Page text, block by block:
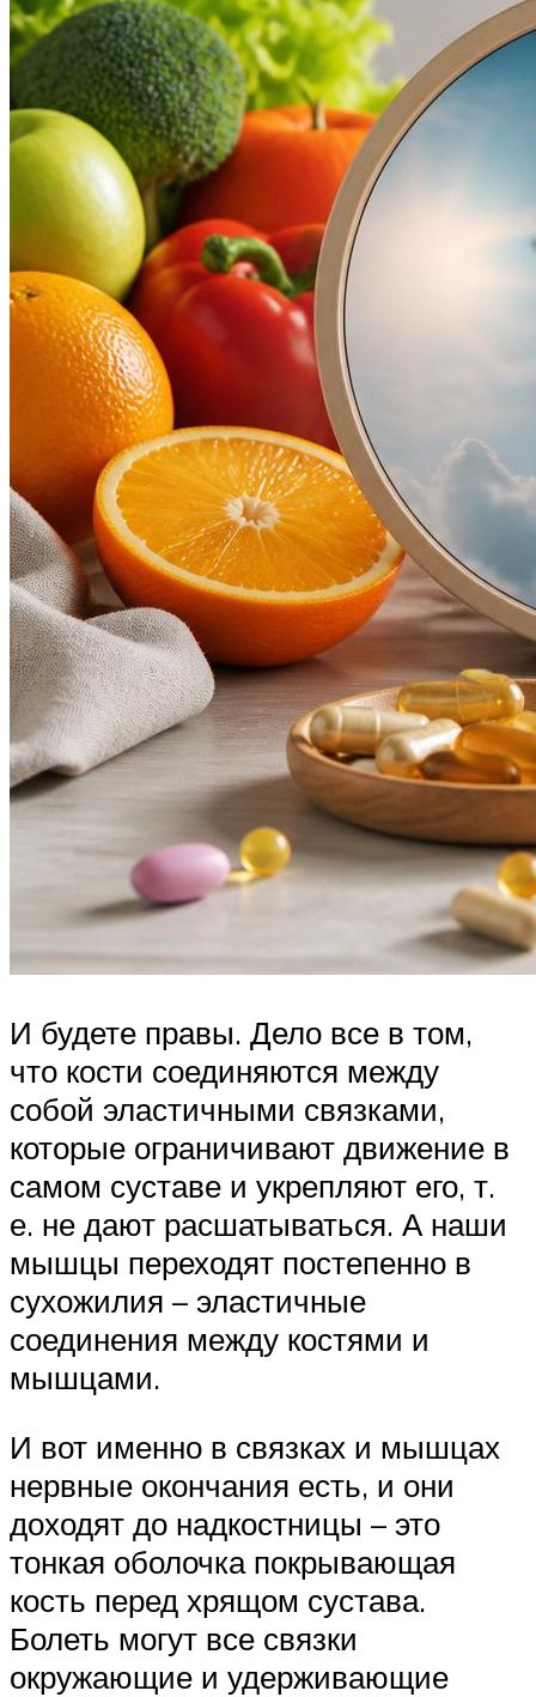
И будете правы. Дело все в том,
что кости соединяются между
собой эластичными связками,
которые ограничивают движение в
самом суставе и укрепляют его, т.
е. не дают расшатываться. А наши
мышцы переходят постепенно в
сухожилия – эластичные
соединения между костями и
мышцами.
И вот именно в связках и мышцах
нервные окончания есть, и они
доходят до надкостницы – это
тонкая оболочка покрывающая
кость перед хрящом сустава.
Болеть могут все связки
окружающие и удерживающие